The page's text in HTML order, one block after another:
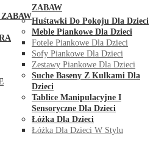
ZABAW
Huśtawki Do Pokoju Dla Dzieci
Meble Piankowe Dla Dzieci
Fotele Piankowe Dla Dzieci
Sofy Piankowe Dla Dzieci
Zestawy Piankowe Dla Dzieci
Suche Baseny Z Kulkami Dla
Dzieci
Tablice Manipulacyjne I
Sensoryczne Dla Dzieci
Łóżka Dla Dzieci
Łóżka Dla Dzieci W Stylu